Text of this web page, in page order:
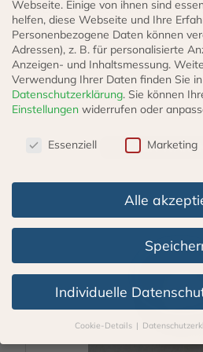
Einfüllstutzen Tankstutzen D
17,00€
incl. 19% VAT
Lieferzeit: 3 - 5
IN DEN
Webseite. Einige von ihnen sind
helfen, diese Webseite und Ihre
Personenbezogene Daten können
Adressen), z. B. für personalisierte
Anzeigen- und Inhaltsmessung.
Verwendung Ihrer Daten finden Sie
Datenschutzerklärung. Sie können
Einstellungen widerrufen oder
Essenziell Marketing
Alle
Individuelle
Cookie-Details